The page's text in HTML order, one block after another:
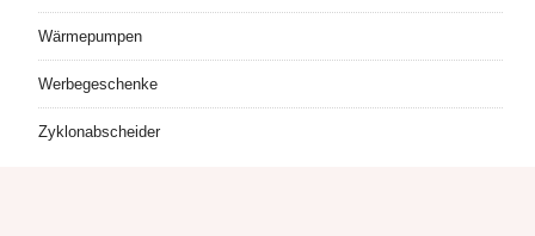
Wärmepumpen
Werbegeschenke
Zyklonabscheider